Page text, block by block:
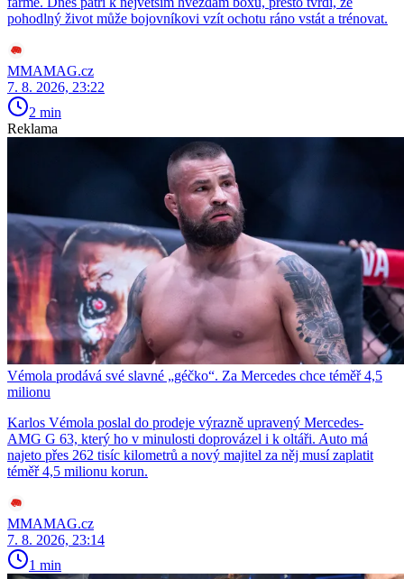
pohodlný život může bojovníkovi vzít ochotu ráno vstát a trénovat.
MMAMAG.cz
7. 8. 2026, 23:22
2 min
Reklama
Vémola prodává své slavné „géčko“. Za Mercedes chce téměř 4,5
milionu
Karlos Vémola poslal do prodeje výrazně upravený Mercedes-
AMG G 63, který ho v minulosti doprovázel i k oltáři. Auto má
najeto přes 262 tisíc kilometrů a nový majitel za něj musí zaplatit
téměř 4,5 milionu korun.
MMAMAG.cz
7. 8. 2026, 23:14
1 min